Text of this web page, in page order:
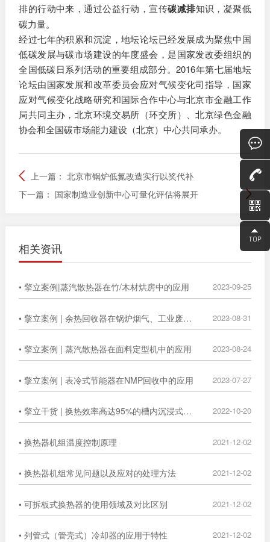
排的行动中来，通过公益行动，宣传碳减排知识，凝聚低
碳力量。
经过七年的积累和沉淀，地坛论坛已经发展成为聚焦中国
低碳发展与碳市场建设的年度盛会，是国家发改委组织的
全国低碳日系列活动的重要组成部分。2016年第七届地坛
论坛由国家发展和改革委员会应对气候变化司指导，国家
应对气候变化战略研究和国际合作中心与北京市金融工作
局共同主办，北京环境交易所（环交所）、北京绿色金融
协会和全国碳市场能力建设（北京）中心共同承办。
上一篇： 北京市锅炉低氮改造实行以奖代补
下一篇： 国家制造业创新中心可量化评估将展开
相关资讯
• 擎立案例|蒸汽散热器在竹/木材烘房中的应用 2023-09-25
• 擎立案例 | 余热回收器在锅炉烟气、工业废气中的广泛应用 2023-08-31
• 擎立案例 | 蒸汽散热器在面料定型机中的应用 2023-08-24
• 擎立案例 | 表冷式节能器在NMP回收中的应用 2023-07-27
• 擎立干货 | 换热效率高达95%的槽内沉浸式换热器 2022-10-20
• 换热器机组温度控制原理 2021-12-02
• 换热器机组常见问题以及应对的处理方法 2021-12-02
• 可拆板式换热器的使用领域及对比区别 2021-12-02
• 列管式（管壳式）冷却器的应用于特性 2021-12-02